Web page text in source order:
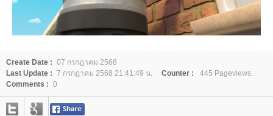
Create Date : 07 กรกฎาคม 2568
Last Update : 7 กรกฎาคม 2568 21:41:49 น. Counter :
445 Pageviews.
Comments : 0